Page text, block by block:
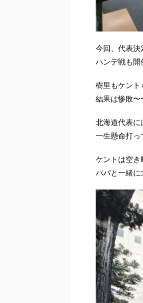
今回、代表決
ハンデ戦も開
樹里もケント
結果は惨敗〜
北海道代表に
一生懸命打っ
ケントは空き
パパと一緒に